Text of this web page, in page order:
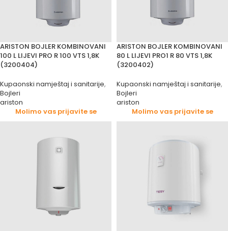
ARISTON BOJLER KOMBINOVANI
100 L LIJEVI PRO R 100 VTS 1,8K
(3200404)
Kupaonski namještaj i sanitarije,
Bojleri
ariston
Molimo vas prijavite se
ARISTON BOJLER KOMBINOVANI
80 L LIJEVI PRO1 R 80 VTS 1,8K
(3200402)
Kupaonski namještaj i sanitarije,
Bojleri
ariston
Molimo vas prijavite se